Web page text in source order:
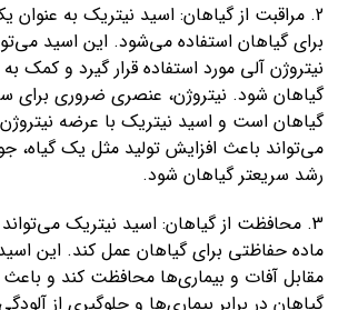
2. مراقبت از گیاهان: اسید نیتریک به عنوان
برای گیاهان استفاده می‌شود. این اسید
نیتروژن آلی مورد استفاده قرار گیرد و کمک
گیاهان شود. نیتروژن، عنصری ضروری برای
گیاهان است و اسید نیتریک با عرضه نیتروژن
می‌تواند باعث افزایش تولید مثل یک گیاه،
رشد سریعتر گیاهان شود.
3. محافظت از گیاهان: اسید نیتریک
ماده حفاظتی برای گیاهان عمل کند. این
مقابل آفات و بیماری‌ها محافظت کند و
گیاهان در برابر بیماری‌ها و جلوگیری از